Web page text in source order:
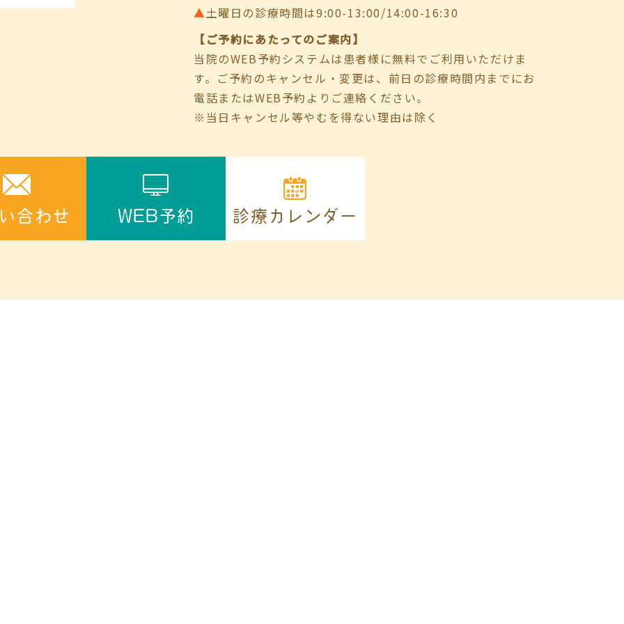
▲土曜日の診療時間は9:00-13:00/14:00-16:30
【ご予約にあたってのご案内】
当院のWEB予約システムは患者様に無料でご利用いただけま
す。ご予約のキャンセル・変更は、前日の診療時間内までにお
電話またはWEB予約よりご連絡ください。
※当日キャンセル等やむを得ない理由は除く
合わせ WEB予約 診療カレンダー